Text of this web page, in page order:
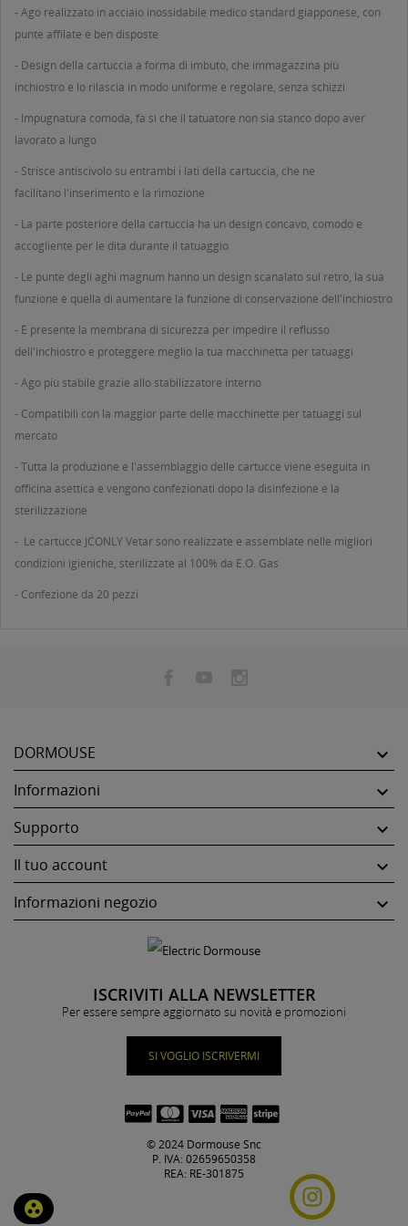
- Ago realizzato in acciaio inossidabile medico standard giapponese, con
punte affilate e ben disposte
- Design della cartuccia a forma di imbuto, che immagazzina più
inchiostro e lo rilascia in modo uniforme e regolare, senza schizzi
- Impugnatura comoda, fa sì che il tatuatore non sia stanco dopo aver
lavorato a lungo
- Strisce antiscivolo su entrambi i lati della cartuccia, che ne
facilitano l'inserimento e la rimozione
- La parte posteriore della cartuccia ha un design concavo, comodo e
accogliente per le dita durante il tatuaggio
- Le punte degli aghi magnum hanno un design scanalato sul retro, la sua
funzione è quella di aumentare la funzione di conservazione dell'inchiostro
- È presente la membrana di sicurezza per impedire il reflusso
dell'inchiostro e proteggere meglio la tua macchinetta per tatuaggi
- Ago più stabile grazie allo stabilizzatore interno
- Compatibili con la maggior parte delle macchinette per tatuaggi sul
mercato
- Tutta la produzione e l'assemblaggio delle cartucce viene eseguita in
officina asettica e vengono confezionati dopo la disinfezione e la
sterilizzazione
- Le cartucce JCONLY Vetar sono realizzate e assemblate nelle migliori
condizioni igieniche, sterilizzate al 100% da E.O. Gas
- Confezione da 20 pezzi
DORMOUSE 
Informazioni 
Supporto 
Il tuo account 
Informazioni negozio 
ISCRIVITI ALLA NEWSLETTER
Per essere sempre aggiornato su novità e promozioni
SI VOGLIO ISCRIVERMI
© 2024 Dormouse Snc
P. IVA: 02659650358
REA: RE-301875
group_work